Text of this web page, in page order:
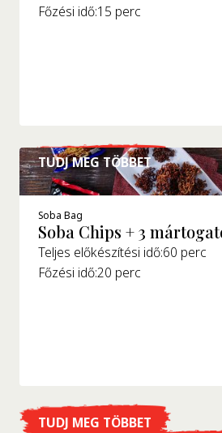
Főzési idő:15 perc
TUDJ MEG TÖBBET
Soba Bag
Soba Chips + 3
Teljes előkészítési idő:60 perc
Főzési idő:20 perc
TUDJ MEG TÖBBET